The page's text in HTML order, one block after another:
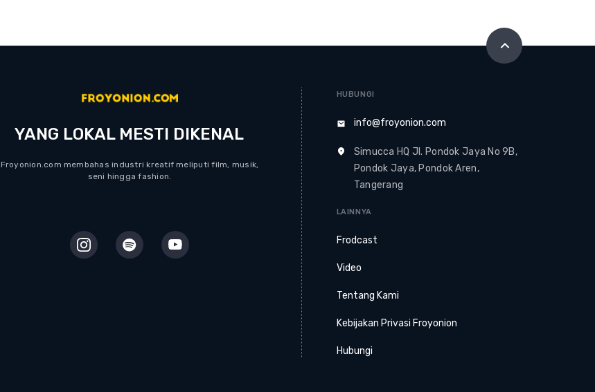
YANG LOKAL MESTI DIKENAL
Froyonion.com membahas industri kreatif meliputi film, musik,
seni hingga fashion.
HUBUNGI
info@froyonion.com
Simucca HQ Jl. Pondok Jaya No 9B,
Pondok Jaya, Pondok Aren,
Tangerang
LAINNYA
Frodcast
Video
Tentang Kami
Kebijakan Privasi Froyonion
Hubungi